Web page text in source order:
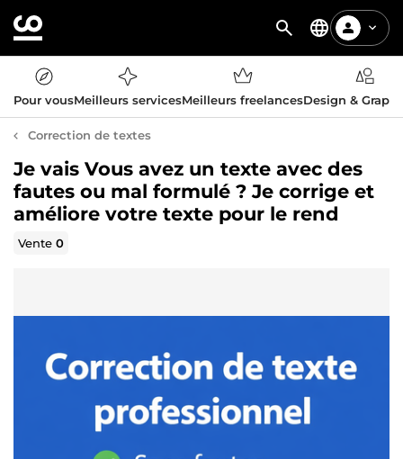
Pour vousMeilleurs servicesMeilleurs freelancesDesign &
Correction de textes
Je vais Vous avez un texte avec des
fautes ou mal formulé ? Je corrige et
améliore votre texte pour le rend
Vente0